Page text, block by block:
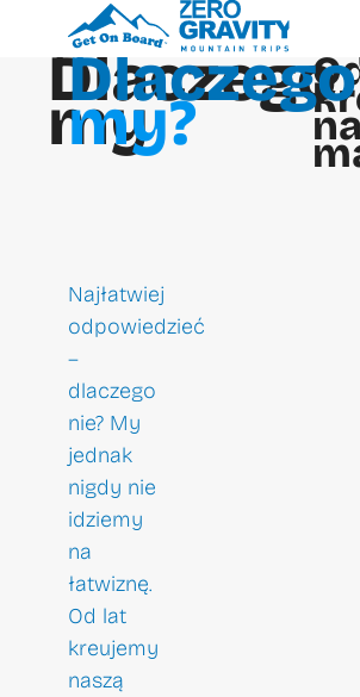
Dlaczego
my
Dlaczego
my?
Najłatwiej
odpowiedzieć
–
dlaczego
nie? My
jednak
nigdy nie
idziemy
na
łatwiznę.
Od lat
kreujemy
naszą